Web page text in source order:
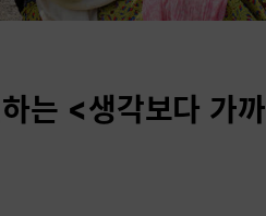
는 <생각보다 가까